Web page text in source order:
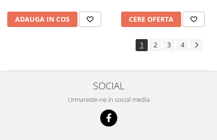
ADAUGA IN COS CERE OFERTA
1 2 3 4
SOCIAL
Urmareste-ne in social media